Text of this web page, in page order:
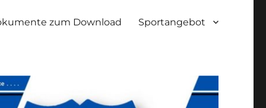
zum Download Sportangebot